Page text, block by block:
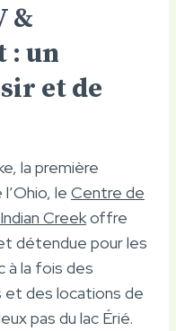
&
: un
et de
la première
le Centre de
Creekoffre
détendue pour les
à la fois des
et des locations de
pas du lac Érié.